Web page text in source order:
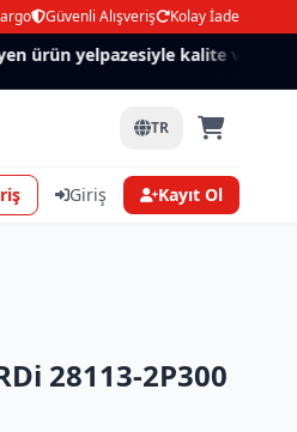
Güvenli Alışveriş Kolay İade
yelpazesiyle kalite ve güven.
TR
Giriş Kayıt Ol
28113-2P300